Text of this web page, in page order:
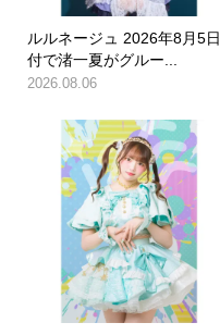
ルルネージュ 2026年8月5日
付で渚一夏がグルー...
2026.08.06